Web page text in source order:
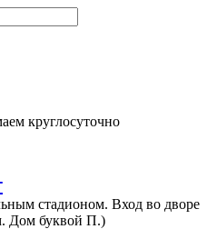
круглосуточно
стадионом. Вход во дворе
Дом буквой П.)